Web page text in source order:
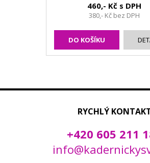
460,- Kč s DPH
380,- Kč bez DPH
DO KOŠÍKU
RYCHLÝ
+420 605 211